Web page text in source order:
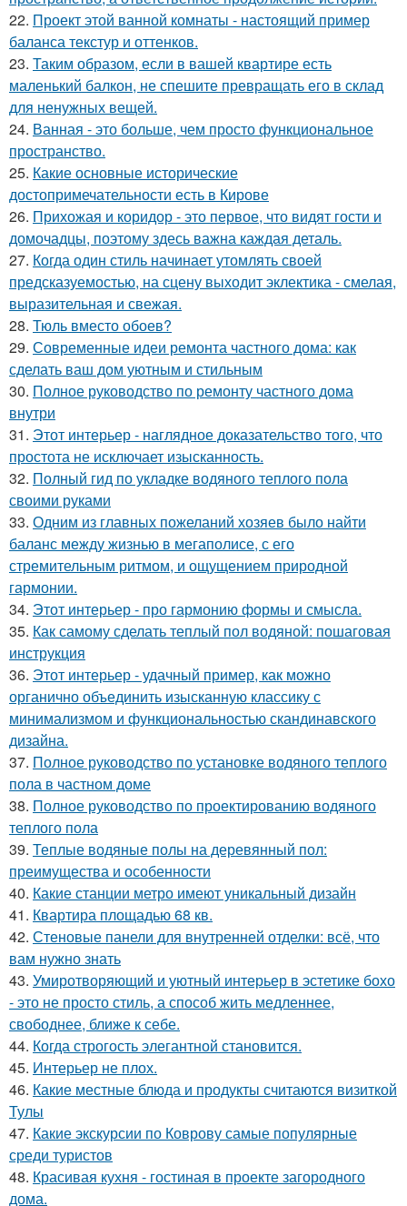
22. Проект этой ванной комнаты - настоящий пример
баланса текстур и оттенков.
23. Таким образом, если в вашей квартире есть
маленький балкон, не спешите превращать его в склад
для ненужных вещей.
24. Ванная - это больше, чем просто функциональное
пространство.
25. Какие основные исторические
достопримечательности есть в Кирове
26. Прихожая и коридор - это первое, что видят гости и
домочадцы, поэтому здесь важна каждая деталь.
27. Когда один стиль начинает утомлять своей
предсказуемостью, на сцену выходит эклектика - смелая,
выразительная и свежая.
28. Тюль вместо обоев?
29. Современные идеи ремонта частного дома: как
сделать ваш дом уютным и стильным
30. Полное руководство по ремонту частного дома
внутри
31. Этот интерьер - наглядное доказательство того, что
простота не исключает изысканность.
32. Полный гид по укладке водяного теплого пола
своими руками
33. Одним из главных пожеланий хозяев было найти
баланс между жизнью в мегаполисе, с его
стремительным ритмом, и ощущением природной
гармонии.
34. Этот интерьер - про гармонию формы и смысла.
35. Как самому сделать теплый пол водяной: пошаговая
инструкция
36. Этот интерьер - удачный пример, как можно
органично объединить изысканную классику с
минимализмом и функциональностью скандинавского
дизайна.
37. Полное руководство по установке водяного теплого
пола в частном доме
38. Полное руководство по проектированию водяного
теплого пола
39. Теплые водяные полы на деревянный пол:
преимущества и особенности
40. Какие станции метро имеют уникальный дизайн
41. Квартира площадью 68 кв.
42. Стеновые панели для внутренней отделки: всё, что
вам нужно знать
43. Умиротворяющий и уютный интерьер в эстетике бохо
- это не просто стиль, а способ жить медленнее,
свободнее, ближе к себе.
44. Когда строгость элегантной становится.
45. Интерьер не плох.
46. Какие местные блюда и продукты считаются визиткой
Тулы
47. Какие экскурсии по Коврову самые популярные
среди туристов
48. Красивая кухня - гостиная в проекте загородного
дома.